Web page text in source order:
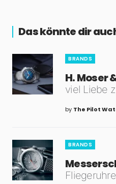
Das könnte dir
BRANDS
H. Moser
viel Liebe
by The Pilot
BRANDS